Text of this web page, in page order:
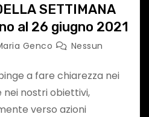
SETTIMANA
al 26 giugno 2021
Genco
Nessun
a fare chiarezza nei
nostri obiettivi,
verso azioni